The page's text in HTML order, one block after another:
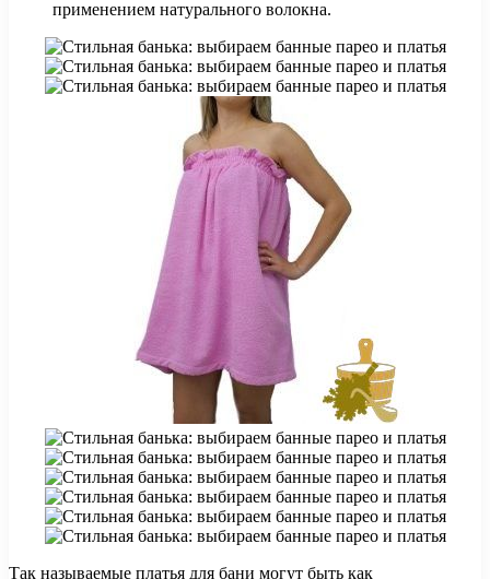
применением натурального волокна.
Так называемые платья для бани могут быть как